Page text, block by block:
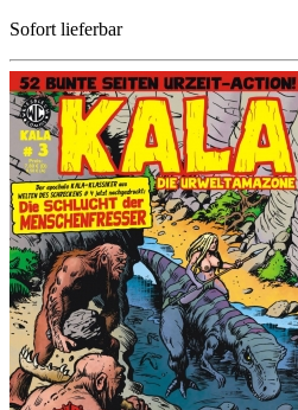
Sofort lieferbar